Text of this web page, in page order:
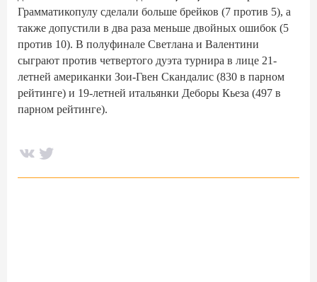
Грамматикопулу сделали больше брейков (7 против 5), а
также допустили в два раза меньше двойных ошибок (5
против 10). В полуфинале Светлана и Валентини
сыграют против четвертого дуэта турнира в лице 21-
летней американки Зои-Гвен Скандалис (830 в парном
рейтинге) и 19-летней итальянки Деборы Кьеза (497 в
парном рейтинге).